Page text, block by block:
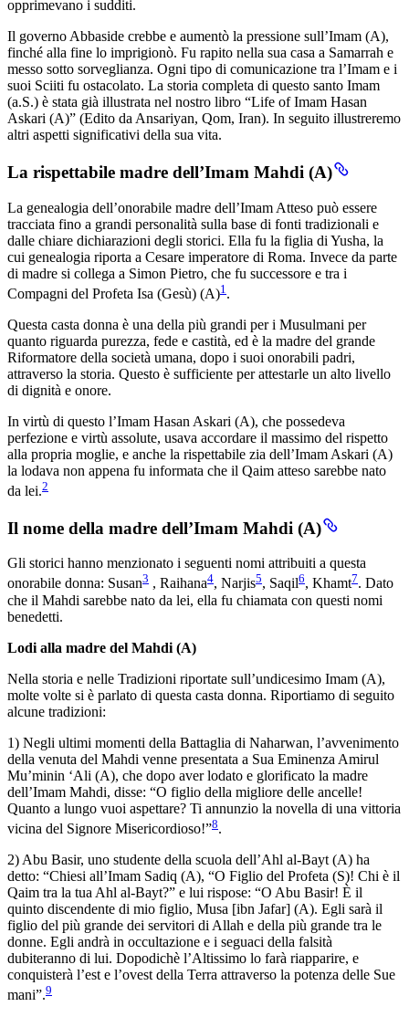
opprimevano i sudditi.
Il governo Abbaside crebbe e aumentò la pressione sull’Imam (A),
finché alla fine lo imprigionò. Fu rapito nella sua casa a Samarrah e
messo sotto sorveglianza. Ogni tipo di comunicazione tra l’Imam e i
suoi Sciiti fu ostacolato. La storia completa di questo santo Imam
(a.S.) è stata già illustrata nel nostro libro “Life of Imam Hasan
Askari (A)” (Edito da Ansariyan, Qom, Iran). In seguito illustreremo
altri aspetti significativi della sua vita.
La rispettabile madre dell’Imam Mahdi (A)
La genealogia dell’onorabile madre dell’Imam Atteso può essere
tracciata fino a grandi personalità sulla base di fonti tradizionali e
dalle chiare dichiarazioni degli storici. Ella fu la figlia di Yusha, la
cui genealogia riporta a Cesare imperatore di Roma. Invece da parte
di madre si collega a Simon Pietro, che fu successore e tra i
Compagni del Profeta Isa (Gesù) (A)1 .
Questa casta donna è una della più grandi per i Musulmani per
quanto riguarda purezza, fede e castità, ed è la madre del grande
Riformatore della società umana, dopo i suoi onorabili padri,
attraverso la storia. Questo è sufficiente per attestarle un alto livello
di dignità e onore.
In virtù di questo l’Imam Hasan Askari (A), che possedeva
perfezione e virtù assolute, usava accordare il massimo del rispetto
alla propria moglie, e anche la rispettabile zia dell’Imam Askari (A)
la lodava non appena fu informata che il Qaim atteso sarebbe nato
da lei.2
Il nome della madre dell’Imam Mahdi (A)
Gli storici hanno menzionato i seguenti nomi attribuiti a questa
onorabile donna: Susan3 , Raihana4, Narjis5, Saqil6, Khamt7. Dato
che il Mahdi sarebbe nato da lei, ella fu chiamata con questi nomi
benedetti.
Lodi alla madre del Mahdi (A)
Nella storia e nelle Tradizioni riportate sull’undicesimo Imam (A),
molte volte si è parlato di questa casta donna. Riportiamo di seguito
alcune tradizioni:
1) Negli ultimi momenti della Battaglia di Naharwan, l’avvenimento
della venuta del Mahdi venne presentata a Sua Eminenza Amirul
Mu’minin ‘Ali (A), che dopo aver lodato e glorificato la madre
dell’Imam Mahdi, disse: “O figlio della migliore delle ancelle!
Quanto a lungo vuoi aspettare? Ti annunzio la novella di una vittoria
vicina del Signore Misericordioso!”8.
2) Abu Basir, uno studente della scuola dell’Ahl al-Bayt (A) ha
detto: “Chiesi all’Imam Sadiq (A), “O Figlio del Profeta (S)! Chi è il
Qaim tra la tua Ahl al-Bayt?” e lui rispose: “O Abu Basir! È il
quinto discendente di mio figlio, Musa [ibn Jafar] (A). Egli sarà il
figlio del più grande dei servitori di Allah e della più grande tra le
donne. Egli andrà in occultazione e i seguaci della falsità
dubiteranno di lui. Dopodichè l’Altissimo lo farà riapparire, e
conquisterà l’est e l’ovest della Terra attraverso la potenza delle Sue
mani”.9